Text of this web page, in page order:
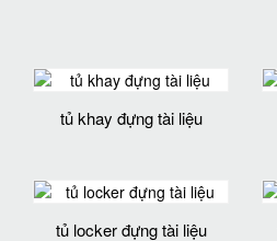
tủ khay đựng tài liệu
tủ locker đựng tài liệu